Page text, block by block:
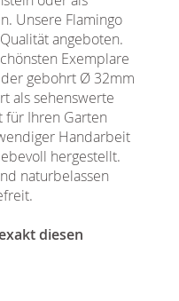
Unsere Flamingo
angeboten.
Exemplare
gebohrt Ø 32mm
als sehenswerte
für Ihren Garten
Handarbeit
hergestellt.
naturbelassen
diesen